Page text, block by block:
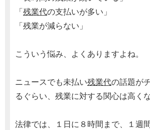
「残業代の支払いが多い」
「残業が減らない」
こういう悩み、よくありますよね。
ニュースでも未払い残業代の話題が
るぐらい、残業に対する関心は高く
法律では、１日に８時間まで、１週